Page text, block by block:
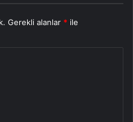
Gerekli alanlar * ile